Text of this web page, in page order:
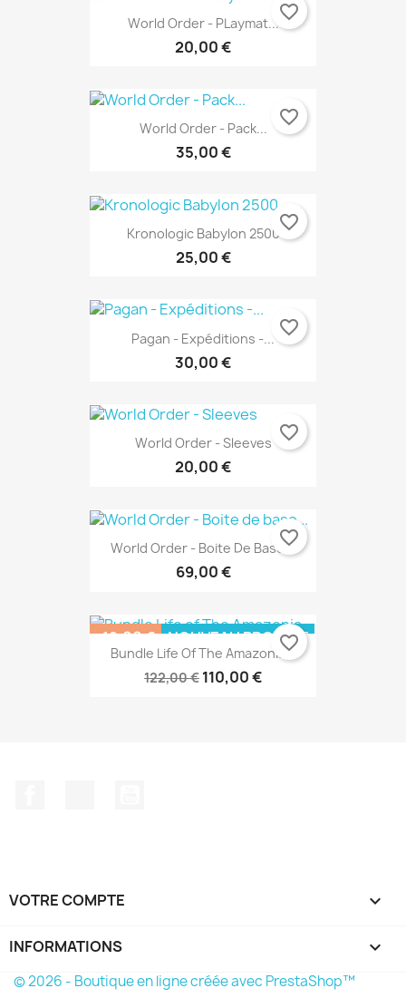
World Order - PLaymat...
20,00 €
favorite_border
World Order - Pack...
35,00 €
favorite_border
Kronologic Babylon 2500
25,00 €
favorite_border
Pagan - Expéditions -...
30,00 €
favorite_border
World Order - Sleeves
20,00 €
favorite_border
World Order - Boite De Base...
69,00 €
favorite_border
Bundle Life Of The Amazonia...
122,00 € 110,00 €
-12,00 €
NOUVEAU PRODUIT
RUPTURE DE STOCK
favorite_border
VOTRE COMPTE 
INFORMATIONS keyboard_arrow_down
© 2026 - Boutique en ligne créée avec PrestaShop™